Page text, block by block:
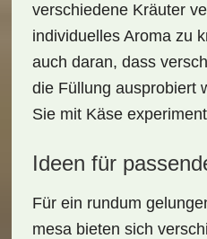
verschiedene Kräuter
individuelles Aroma zu
auch daran, dass
die Füllung ausprobiert
Sie mit Käse
Ideen für
Für ein rundum
mesa bieten sich